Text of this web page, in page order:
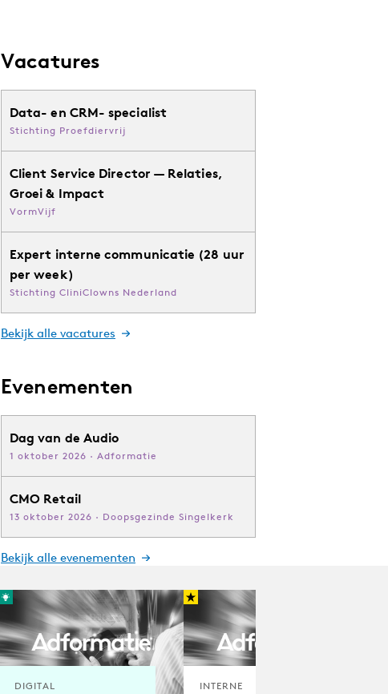
Vacatures
Data- en CRM- specialist
Stichting Proefdiervrij
Client Service Director — Relaties,
Groei & Impact
VormVijf
Expert interne communicatie (28 uur
per week)
Stichting CliniClowns Nederland
Bekijk alle vacatures
Evenementen
Dag van de Audio
1 oktober 2026 · Adformatie
CMO Retail
13 oktober 2026 · Doopsgezinde Singelkerk
Bekijk alle evenementen
DIGITAL
INTERNE